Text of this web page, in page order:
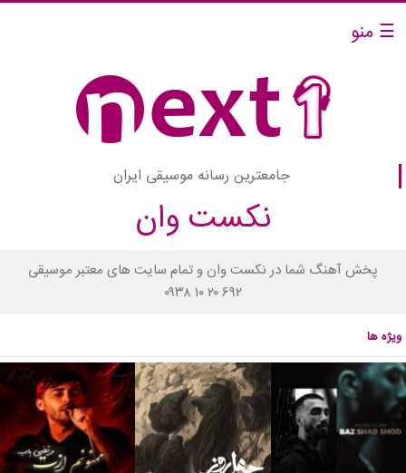
☰ منو
جامعترین رسانه موسیقی ایران
نکست وان
پخش آهنگ شما در نکست وان و تمام سایت های معتبر موسیقی
۰۹۳۸ ۱۰ ۲۰ ۶۹۲
ویژه ها